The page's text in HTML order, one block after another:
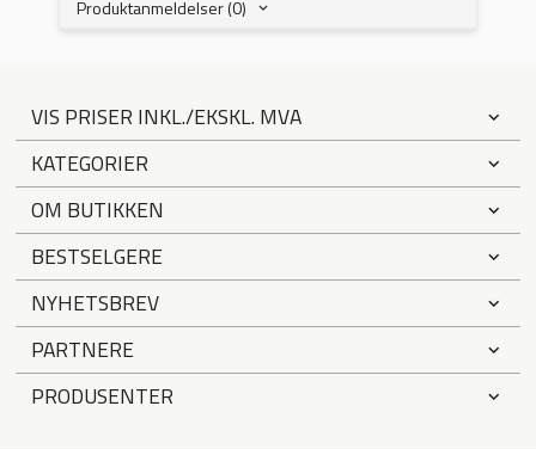
Produktanmeldelser (0)
VIS PRISER INKL./EKSKL. MVA
KATEGORIER
OM BUTIKKEN
BESTSELGERE
NYHETSBREV
PARTNERE
PRODUSENTER